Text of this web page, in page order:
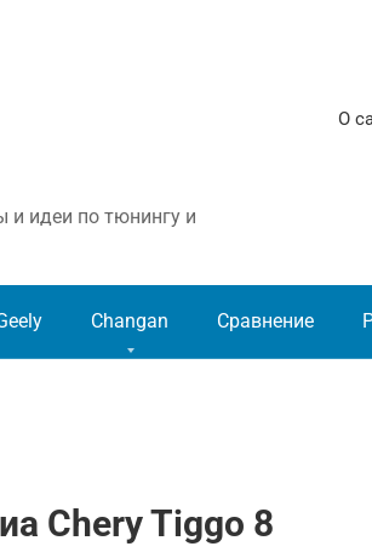
и идеи по тюнингу и
О
Changan Сравнение
Chery Tiggo 8